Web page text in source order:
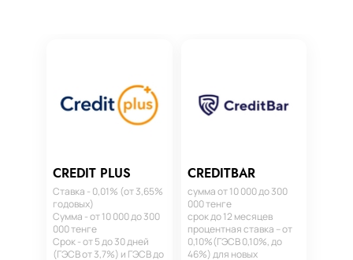
CREDIT PLUS
Ставка - 0,01% (от 3,65%
годовых)
Сумма - от 10 000 до 300
000 тенге
Срок - от 5 до 30 дней
(ГЭСВ от 3,7%) и ГЭСВ до
CREDITBAR
сумма от 10 000 до 300
000 тенге
срок до 12 месяцев
процентная ставка – от
0,10%(ГЭСВ 0,10%, до
46%) для новых